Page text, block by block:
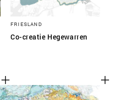
FRIESLAND
Co-creatie Hegewarren